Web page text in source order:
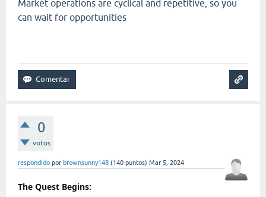
Market operations are cyclical and repetitive, so you
can wait for opportunities
0
votos
respondido por brownsunny148 (140 puntos) Mar 5, 2024
The Quest Begins: